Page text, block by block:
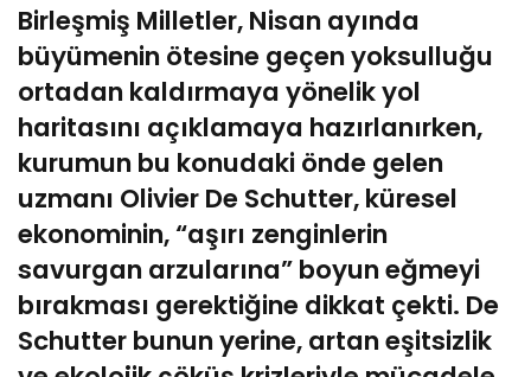
Birleşmiş Milletler, Nisan ayında
büyümenin ötesine geçen yoksulluğu
ortadan kaldırmaya yönelik yol
haritasını açıklamaya hazırlanırken,
kurumun bu konudaki önde gelen
uzmanı Olivier De Schutter, küresel
ekonominin, “aşırı zenginlerin
savurgan arzularına” boyun eğmeyi
bırakması gerektiğine dikkat çekti. De
Schutter bunun yerine, artan eşitsizlik